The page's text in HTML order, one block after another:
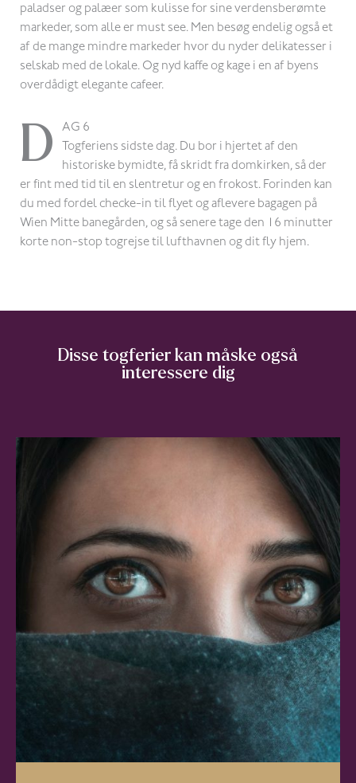
paladser og palæer som kulisse for sine verdensberømte
markeder, som alle er must see. Men besøg endelig også et
af de mange mindre markeder hvor du nyder delikatesser i
selskab med de lokale. Og nyd kaffe og kage i en af byens
overdådigt elegante cafeer.
D
AG 6
Togferiens sidste dag. Du bor i hjertet af den
historiske bymidte, få skridt fra domkirken, så der
er fint med tid til en slentretur og en frokost. Forinden kan
du med fordel checke-in til flyet og aflevere bagagen på
Wien Mitte banegården, og så senere tage den 16 minutter
korte non-stop togrejse til lufthavnen og dit fly hjem.
Disse togferier kan måske også
interessere dig